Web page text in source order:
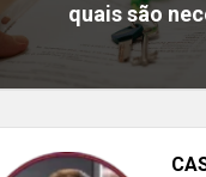
quais são